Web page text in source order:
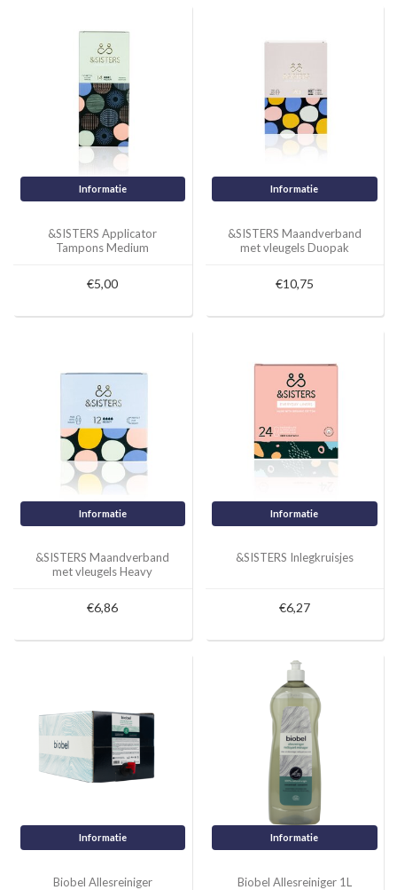
Informatie
&SISTERS Applicator
Tampons Medium
€5,00
Informatie
&SISTERS Maandverband
met vleugels Duopak
€10,75
Informatie
&SISTERS Maandverband
met vleugels Heavy
€6,86
Informatie
&SISTERS Inlegkruisjes
€6,27
Informatie
Biobel Allesreiniger
Informatie
Biobel Allesreiniger 1L